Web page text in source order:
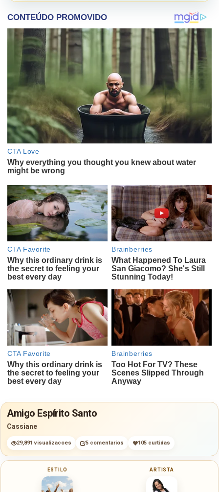
Amigo Espírito Santo
Cassiane
29,891 visualizacoes 5 comentarios 105 curtidas
ESTILO ARTISTA